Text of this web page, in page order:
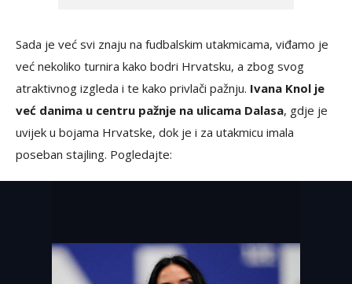
Sada je već svi znaju na fudbalskim utakmicama, viđamo je
već nekoliko turnira kako bodri Hrvatsku, a zbog svog
atraktivnog izgleda i te kako privlači pažnju. Ivana Knol je
već danima u centru pažnje na ulicama Dalasa, gdje je
uvijek u bojama Hrvatske, dok je i za utakmicu imala
poseban stajling. Pogledajte: